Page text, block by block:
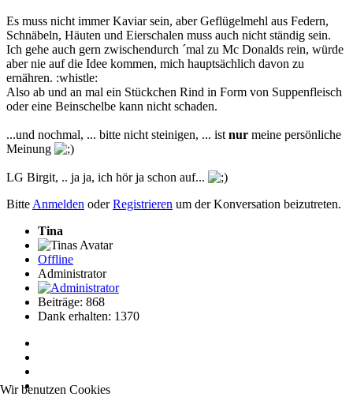
Es muss nicht immer Kaviar sein, aber Geflügelmehl aus Federn,
Schnäbeln, Häuten und Eierschalen muss auch nicht ständig sein.
Ich gehe auch gern zwischendurch ´mal zu Mc Donalds rein, würde
aber nie auf die Idee kommen, mich hauptsächlich davon zu
ernähren. :whistle:
Also ab und an mal ein Stückchen Rind in Form von Suppenfleisch
oder eine Beinschelbe kann nicht schaden.
...und nochmal, ... bitte nicht steinigen, ... ist nur meine persönliche
Meinung
LG Birgit, .. ja ja, ich hör ja schon auf...
Bitte Anmelden oderRegistrieren um der Konversation beizutreten.
Tina
Offline
Administrator
Beiträge: 868
Dank erhalten: 1370
Wir benutzen Cookies